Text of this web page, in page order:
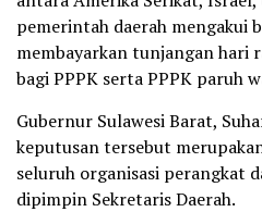
pemerintah daerah mengakui
membayarkan tunjangan hari
bagi PPPK serta PPPK paruh
Gubernur Sulawesi Barat,
keputusan tersebut
seluruh organisasi perangkat
dipimpin Sekretaris Daerah.